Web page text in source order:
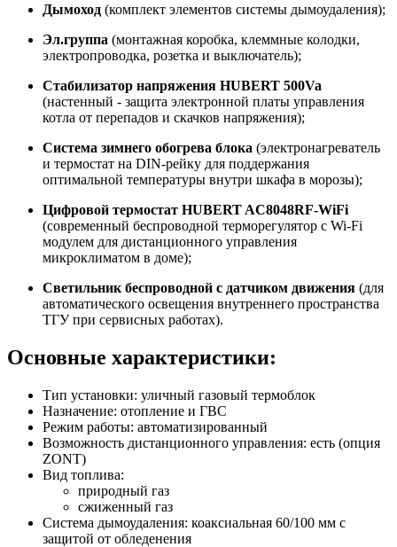
Дымоход (комплект элементов системы дымоудаления);
Эл.группа (монтажная коробка, клеммные колодки,
электропроводка, розетка и выключатель);
Стабилизатор напряжения HUBERT 500Va
(настенный - защита электронной платы управления
котла от перепадов и скачков напряжения);
Система зимнего обогрева блока (электронагреватель
и термостат на DIN-рейку для поддержания
оптимальной температуры внутри шкафа в морозы);
Цифровой термостат HUBERT AC8048RF-WiFi
(современный беспроводной терморегулятор с Wi-Fi
модулем для дистанционного управления
микроклиматом в доме);
Светильник беспроводной с датчиком движения (для
автоматического освещения внутреннего пространства
ТГУ при сервисных работах).
Основные характеристики:
Тип установки: уличный газовый термоблок
Назначение: отопление и ГВС
Режим работы: автоматизированный
Возможность дистанционного управления: есть (опция
ZONT)
Вид топлива:
природный газ
сжиженный газ
Система дымоудаления: коаксиальная 60/100 мм с
защитой от обледенения